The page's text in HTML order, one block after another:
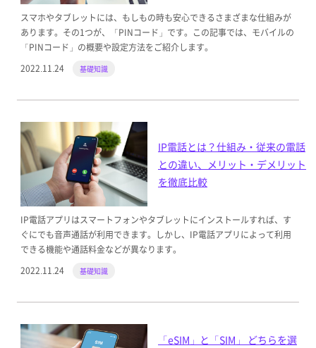
スマホやタブレットには、もしもの時も安心できるさまざまな仕組みが
あります。その1つが、「PINコード」です。この記事では、モバイルの
「PINコード」の概要や設定方法をご紹介します。
2022.11.24
基礎知識
IP電話とは？仕組み・従来の電話
との違い、メリット・デメリット
を徹底比較
IP電話アプリはスマートフォンやタブレットにインストールすれば、す
ぐにでも音声通話が利用できます。しかし、IP電話アプリによって利用
できる機能や通話料金などが異なります。
2022.11.24
基礎知識
「eSIM」と「SIM」 どちらを選